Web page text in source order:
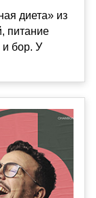
диета» из
питание
и бор. У